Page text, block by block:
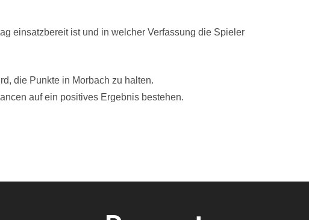
einsatzbereit ist und in welcher Verfassung die Spieler
die Punkte in Morbach zu halten.
auf ein positives Ergebnis bestehen.